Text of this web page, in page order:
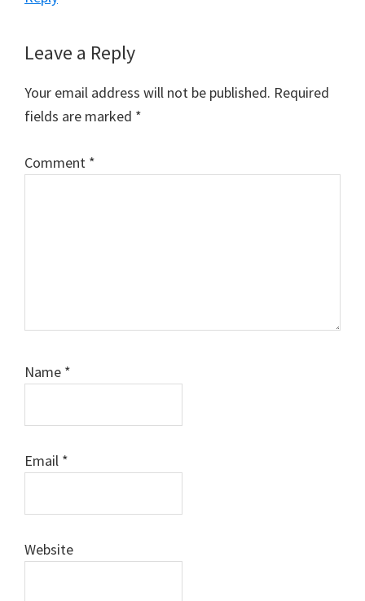
Leave a Reply
Your email address will not be published. Required
fields are marked *
Comment *
Name *
Email *
Website